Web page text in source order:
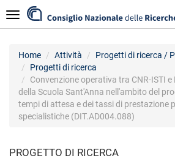
al
contenuto
Navigazione
Home Attività
Progetti di ricerca /
Progetti di ricerca
Convenzione operativa tra CNR-ISTI
della Scuola Sant'Anna nell'ambito del
tempi di attesa e dei tassi di prestazione
specialistiche (DIT.AD004.088)
PROGETTO DI RICERCA